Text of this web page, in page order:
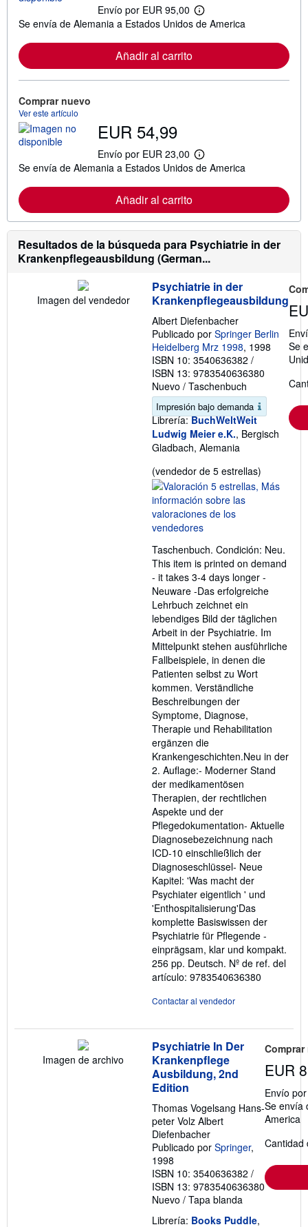
Envío por EUR 95,00
M
á
i
n
s
o
r
l
a
s
t
a
r
f
a
s
e
e
n
v
í
o
Se envía de Alemania a Estados Unidos de America
Añadir al carrito
Comprar nuevo
Ver este artículo
EUR 54,99
Envío por EUR 23,00
M
á
i
o
r
m
a
c
ó
n
s
b
r
e
l
a
s
t
a
r
i
f
a
s
e
n
v
í
o
Se envía de Alemania a Estados Unidos de America
Añadir al carrito
Resultados de la búsqueda para Psychiatrie in der
Krankenpflegeausbildung (German...
Imagen del vendedor
Psychiatrie in der
Krankenpflegeausbildung
Albert Diefenbacher
Publicado por Springer Berlin
Heidelberg Mrz 1998, 1998
ISBN 10: 3540636382 /
ISBN 13: 9783540636380
Nuevo / Taschenbuch
Impresión bajo demanda
Librería: BuchWeltWeit
Ludwig Meier e.K., Bergisch
Gladbach, Alemania
(vendedor de 5 estrellas)
del
estrellas
Taschenbuch. Condición: Neu.
This item is printed on demand
- it takes 3-4 days longer -
Neuware -Das erfolgreiche
Lehrbuch zeichnet ein
lebendiges Bild der täglichen
Arbeit in der Psychiatrie. Im
Mittelpunkt stehen ausführliche
Fallbeispiele, in denen die
Patienten selbst zu Wort
kommen. Verständliche
Beschreibungen der
Symptome, Diagnose,
Therapie und Rehabilitation
ergänzen die
Krankengeschichten.Neu in der
2. Auflage:- Moderner Stand
der medikamentösen
Therapien, der rechtlichen
Aspekte und der
Pflegedokumentation- Aktuelle
Diagnosebezeichnung nach
ICD-10 einschließlich der
Diagnoseschlüssel- Neue
Kapitel: 'Was macht der
Psychiater eigentlich ' und
'Enthospitalisierung'Das
komplette Basiswissen der
Psychiatrie für Pflegende -
einprägsam, klar und kompakt.
256 pp. Deutsch. Nº de ref. del
artículo: 9783540636380
Contactar al vendedor
Se
Imagen de archivo
Psychiatrie In Der
Krankenpflege
Ausbildung, 2nd
Edition
Thomas Vogelsang Hans-
peter Volz Albert
Diefenbacher
Publicado por Springer,
1998
ISBN 10: 3540636382 /
ISBN 13: 9783540636380
Nuevo / Tapa blanda
Librería: Books Puddle,
EUR
Envío
Se envía
America
Cantidad